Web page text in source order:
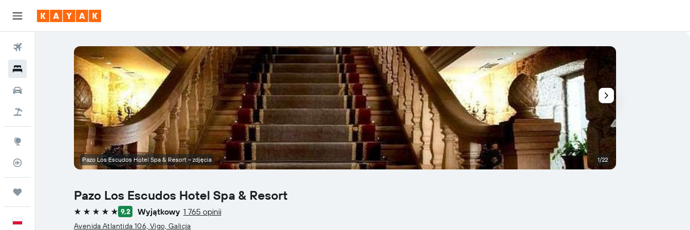
Pazo Los Escudos Hotel Spa & Resort
5 gwiazdek 9,2 Wyjątkowy 1 765 opinii
Avenida Atlantida 106, Vigo, Galicja
Pazo Los Escudos Hotel Spa & Resort – zdjęcia 1/22